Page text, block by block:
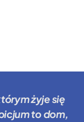
żyje się
to dom,